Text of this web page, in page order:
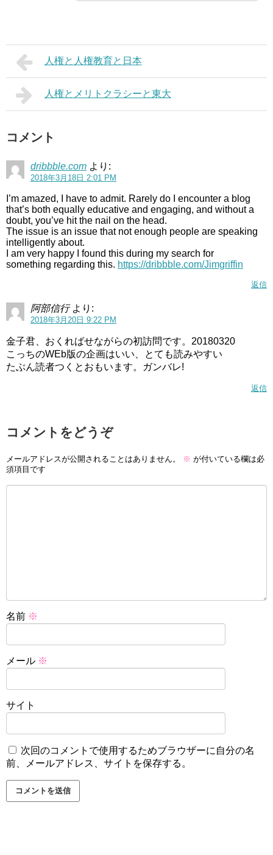
人権と人権教育と日本
人権とメリトクラシーと東大
コメント
dribbble.com より:
2018年3月18日 2:01 PM
I’m amazed, I have to admit. Rarely do I encounter a blog
that’s both equally educative and engaging, and without a
doubt, you’ve hit the nail on the head.
The issue is an issue that not enough people are speaking
intelligently about.
I am very happy I found this during my search for
something regarding this. https://dribbble.com/Jimgriffin
返信
阿部信行 より:
2018年3月20日 9:22 PM
金子君、おくればせながらの初訪問です。20180320
こっちのWEb版の企画はいい、とても読みやすい
たぶん読者つくとおもいます。ガンバレ!
返信
コメントをどうぞ
メールアドレスが公開されることはありません。 ※ が付いている欄は必
須項目です
名前 ※
メール ※
サイト
次回のコメントで使用するためブラウザーに自分の名
前、メールアドレス、サイトを保存する。